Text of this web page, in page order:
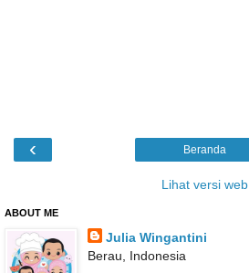
‹ Beranda
Lihat versi web
ABOUT ME
Julia Wingantini
Berau, Indonesia